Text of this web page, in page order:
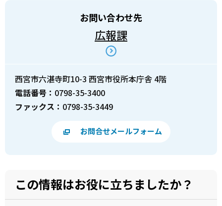
お問い合わせ先
広報課
西宮市六湛寺町10-3 西宮市役所本庁舎 4階
電話番号： 0798-35-3400
ファックス： 0798-35-3449
お問合せメールフォーム
この情報はお役に立ちましたか？